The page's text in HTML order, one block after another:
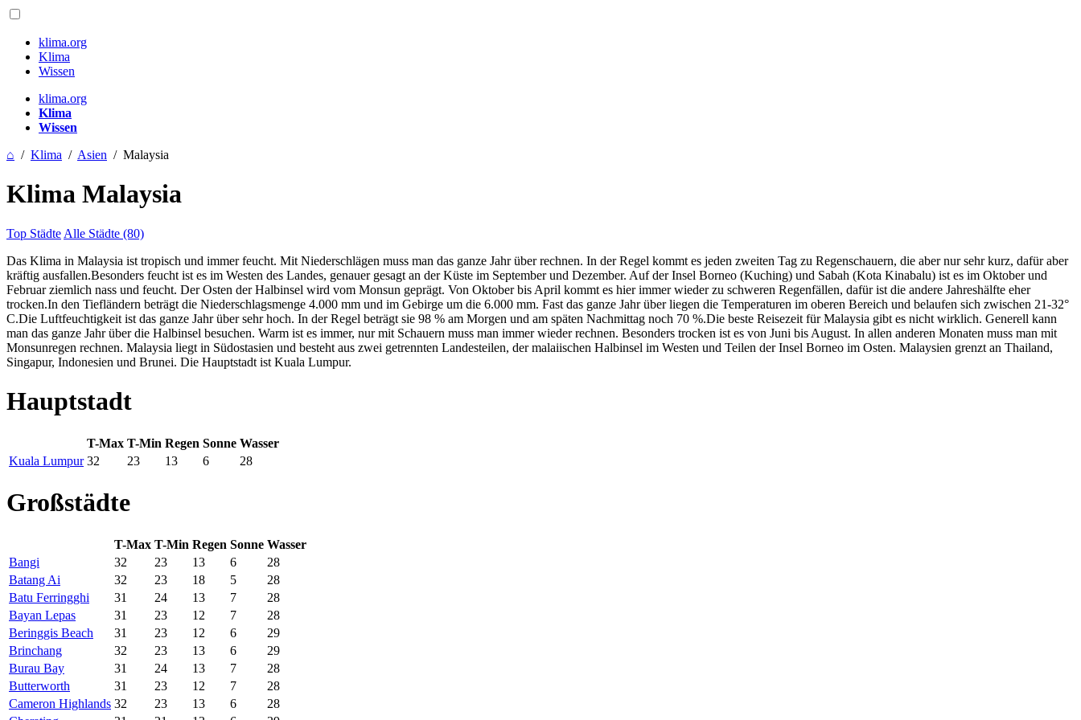
klima.org
Klima
Wissen
klima.org
Klima
Wissen
⌂ / Klima / Asien / Malaysia
Klima Malaysia
Top Städte Alle Städte (80)
Das Klima in Malaysia ist tropisch und immer feucht. Mit Niederschlägen muss man das ganze Jahr über rechnen. In der Regel kommt es jeden zweiten Tag zu Regenschauern, die aber nur sehr kurz, dafür aber
kräftig ausfallen.Besonders feucht ist es im Westen des Landes, genauer gesagt an der Küste im September und Dezember. Auf der Insel Borneo (Kuching) und Sabah (Kota Kinabalu) ist es im Oktober und
Februar ziemlich nass und feucht. Der Osten der Halbinsel wird vom Monsun geprägt. Von Oktober bis April kommt es hier immer wieder zu schweren Regenfällen, dafür ist die andere Jahreshälfte eher
trocken.In den Tiefländern beträgt die Niederschlagsmenge 4.000 mm und im Gebirge um die 6.000 mm. Fast das ganze Jahr über liegen die Temperaturen im oberen Bereich und belaufen sich zwischen 21-32°
C.Die Luftfeuchtigkeit ist das ganze Jahr über sehr hoch. In der Regel beträgt sie 98 % am Morgen und am späten Nachmittag noch 70 %.Die beste Reisezeit für Malaysia gibt es nicht wirklich. Generell kann
man das ganze Jahr über die Halbinsel besuchen. Warm ist es immer, nur mit Schauern muss man immer wieder rechnen. Besonders trocken ist es von Juni bis August. In allen anderen Monaten muss man mit
Monsunregen rechnen. Malaysia liegt in Südostasien und besteht aus zwei getrennten Landesteilen, der malaiischen Halbinsel im Westen und Teilen der Insel Borneo im Osten. Malaysien grenzt an Thailand,
Singapur, Indonesien und Brunei. Die Hauptstadt ist Kuala Lumpur.
Hauptstadt
T-Max T-Min Regen Sonne Wasser
Kuala Lumpur 32 23 13 6 28
Großstädte
T-Max T-Min Regen Sonne Wasser
Bangi
32 23 13 6
28
Batang Ai
32 23 18 5
28
Batu Ferringghi
31 24 13 7
28
Bayan Lepas
31 23 12 7
28
Beringgis Beach
31 23 12 6
29
Brinchang
32 23 13 6
29
Burau Bay
31 24 13 7
28
Butterworth
31 23 12 7
28
Cameron Highlands 32 23 13 6
28